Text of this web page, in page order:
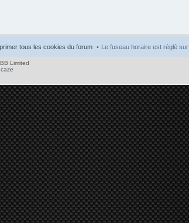
Le fuseau horaire est réglé sur
tous les cookies du forum
Limited